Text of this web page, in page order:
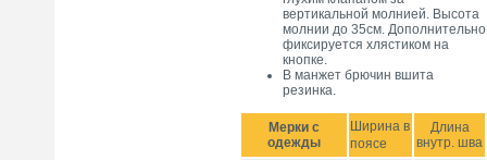
вертикальной молнией. Высота
молнии до 35см. Дополнительно
фиксируется хлястиком на
кнопке.
В манжет брючин вшита
резинка.
Мерки с
одежды
Ширина в
поясе
Длина
внутр. шва